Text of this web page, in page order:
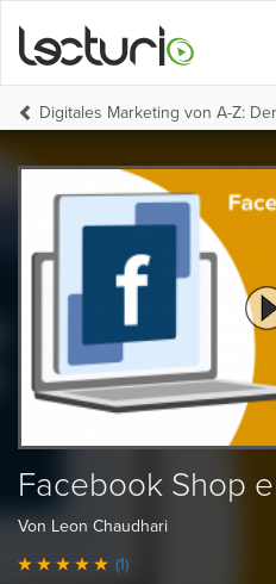
Facebook Shop
Von Leon Chaudhari
(1)